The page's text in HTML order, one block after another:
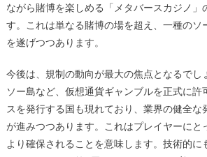
ながら賭博を楽しめる「メタバースカジノ」
す。これは単なる賭博の場を超え、一種のソ
を遂げつつあります。
今後は、規制の動向が最大の焦点となるでし
ソー島など、仮想通貨ギャンブルを正式に許
スを発行する国も現れており、業界の健全な
が進みつつあります。これはプレイヤーにと
より確保されることを意味します。技術的に